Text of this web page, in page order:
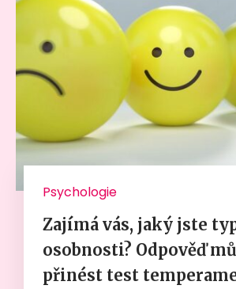
Psychologie
Zajímá vás, jaký jste
osobnosti? Odpověď
přinést test